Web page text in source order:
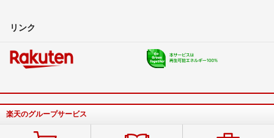
リンク
楽天のグループサービス